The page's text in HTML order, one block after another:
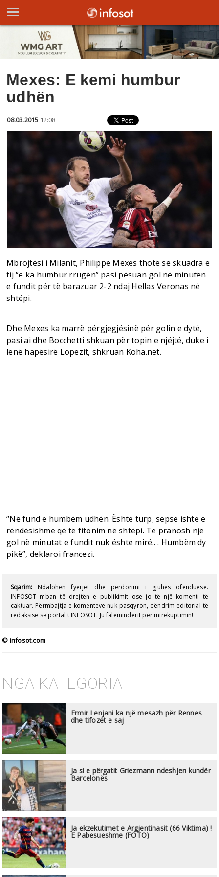
Mexes: E kemi humbur
udhën
08.03.2015 12:08
Mbrojtësi i Milanit, Philippe Mexes thotë se skuadra e
tij “e ka humbur rrugën” pasi pësuan gol në minutën
e fundit për të barazuar 2-2 ndaj Hellas Veronas në
shtëpi.
Dhe Mexes ka marrë përgjegjësinë për golin e dytë,
pasi ai dhe Bocchetti shkuan për topin e njëjtë, duke i
lënë hapësirë Lopezit, shkruan Koha.net.
“Në fund e humbëm udhën. Është turp, sepse ishte e
rëndësishme që të fitonim në shtëpi. Të pranosh një
gol në minutat e fundit nuk është mirë.. . Humbëm dy
pikë”, deklaroi francezi.
Sqarim: Ndalohen fyerjet dhe përdorimi i gjuhës ofenduese.
INFOSOT mban të drejtën e publikimit ose jo të një komenti të
caktuar. Përmbajtja e komenteve nuk pasqyron, qëndrim editorial të
redaksisë së portalit INFOSOT. Ju faleminderit për mirëkuptimin!
© infosot.com
NGA KATEGORIA
Ermir Lenjani ka një mesazh për Rennes
dhe tifozët e saj
Ja si e përgatit Griezmann ndeshjen kundër
Barcelonës
Ja ekzekutimet e Argjentinasit (66 Viktima) !
E Pabesueshme (FOTO)